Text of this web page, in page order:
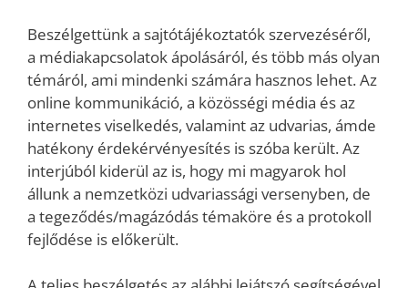
Beszélgettünk a sajtótájékoztatók szervezéséről,
a médiakapcsolatok ápolásáról, és több más olyan
témáról, ami mindenki számára hasznos lehet. Az
online kommunikáció, a közösségi média és az
internetes viselkedés, valamint az udvarias, ámde
hatékony érdekérvényesítés is szóba került. Az
interjúból kiderül az is, hogy mi magyarok hol
állunk a nemzetközi udvariassági versenyben, de
a tegeződés/magázódás témaköre és a protokoll
fejlődése is előkerült.